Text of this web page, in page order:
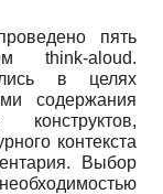
пять
think-aloud.
в целях
содержания
конструктов,
контекста
Выбор